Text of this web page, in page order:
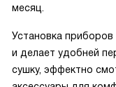
месяц.
Установка приборов
и делает удобней
сушку, эффектно